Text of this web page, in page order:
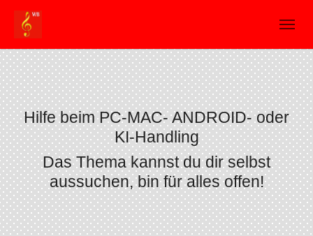
Hilfe beim PC-MAC- ANDROID- oder
KI-Handling
Das Thema kannst du dir selbst
aussuchen, bin für alles offen!
Show larger version